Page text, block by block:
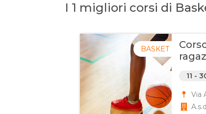
I 1 migliori corsi di
BASKET
11 -
Via